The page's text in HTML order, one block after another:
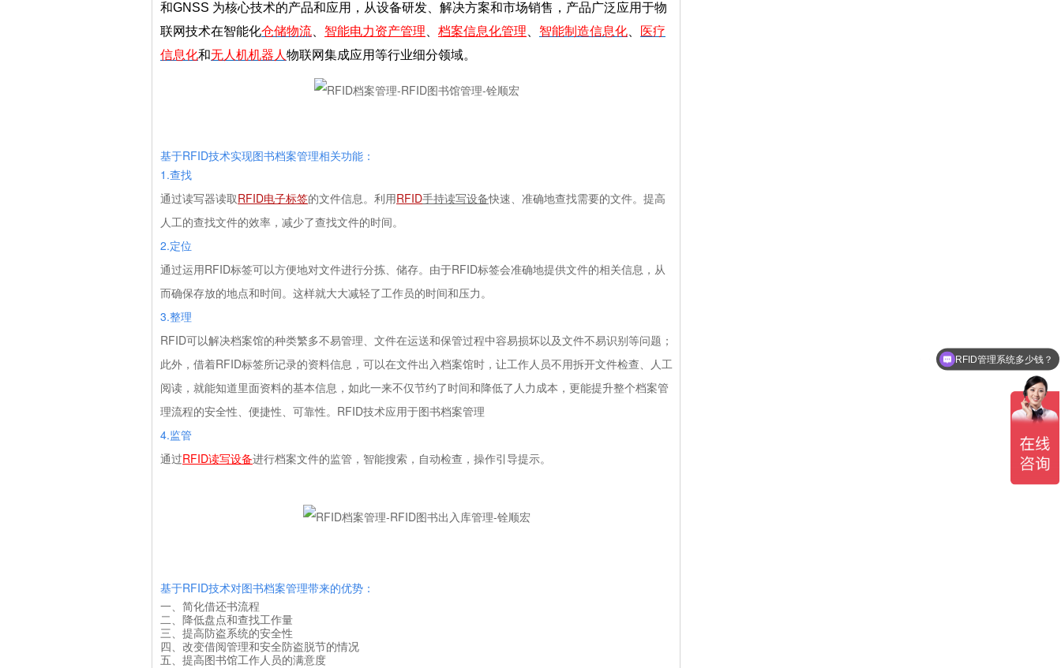
和GNSS 为核心技术的产品和应用，从设备研发、解决方案和市场销售，产品广泛应用于物
联网技术在智能化仓储物流 智能电力资产管理 档案信息化管理 智能制造信息化
医疗
信息化和无人机机器人 物联网集成应用等行业细分领域。
基于RFID技术实现图书档案管理相关功能：
1.查找
通过读写器读取RFID电子标签的文件信息。利用RFID手持读写设备快速、准确地查找需要的文件。提高
人工的查找文件的效率，减少了查找文件的时间。
2.定位
通过运用RFID标签可以方便地对文件进行分拣、储存。由于RFID标签会准确地提供文件的相关信息，从
而确保存放的地点和时间。这样就大大减轻了工作员的时间和压力。
3.整理
RFID可以解决档案馆的种类繁多不易管理、文件在运送和保管过程中容易损坏以及文件不易识别等问题；
此外，借着RFID标签所记录的资料信息，可以在文件出入档案馆时，让工作人员不用拆开文件检查、人工
阅读，就能知道里面资料的基本信息，如此一来不仅节约了时间和降低了人力成本，更能提升整个档案管
理流程的安全性、便捷性、可靠性。RFID技术应用于图书档案管理
4.监管
通过RFID读写设备进行档案文件的监管，智能搜索，自动检查，操作引导提示。
基于RFID技术对图书档案管理带来的优势：
一、简化借还书流程
二、降低盘点和查找工作量
三、提高防盗系统的安全性
四、改变借阅管理和安全防盗脱节的情况
五、提高图书馆工作人员的满意度
可以介绍下你们的产品么？